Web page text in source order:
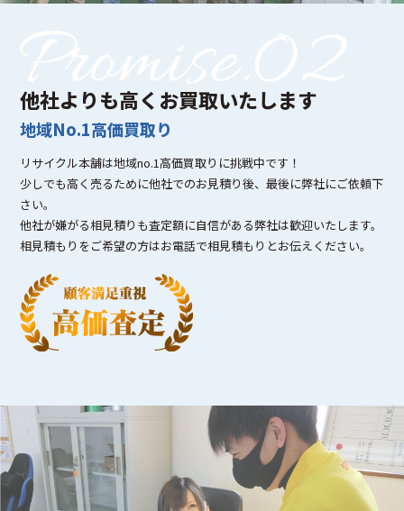
他社よりも高くお買取いたします
地域No.1高価買取り
リサイクル本舗は地域no.1高価買取りに挑戦中です！
少しでも高く売るために他社でのお見積り後、最後に弊社にご依頼下
さい。
他社が嫌がる相見積りも査定額に自信がある弊社は歓迎いたします。
相見積もりをご希望の方はお電話で相見積もりとお伝えください。